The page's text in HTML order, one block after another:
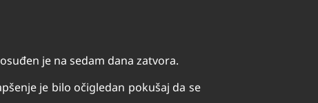
je na sedam dana zatvora.
je bilo očigledan pokušaj da se